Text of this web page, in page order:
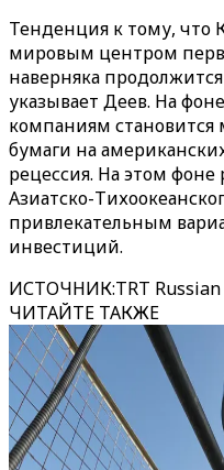
Тенденция к тому, что
мировым центром
наверняка
указывает Деев. На
компаниям
бумаги на
рецессия. На этом
Азиатско-
привлекательным
инвестиций.
ИСТОЧНИК:TRT Russian
ЧИТАЙТЕ ТАКЖЕ